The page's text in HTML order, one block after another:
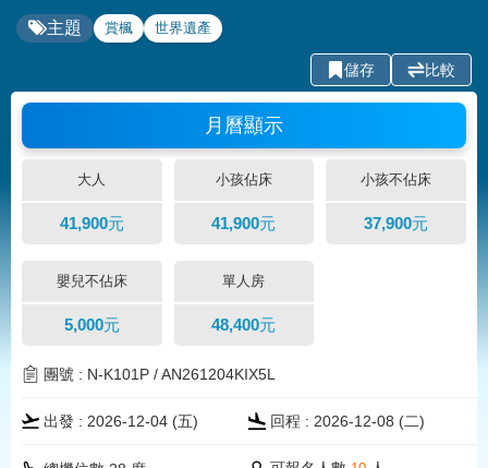
主題 賞楓 世界遺產
儲存 比較
月曆顯示
大人 小孩佔床 小孩不佔床
41,900元 41,900元 37,900元
嬰兒不佔床 單人房
5,000元 48,400元
團號 : N-K101P / AN261204KIX5L
出發 : 2026-12-04 (五) 回程 : 2026-12-08 (二)